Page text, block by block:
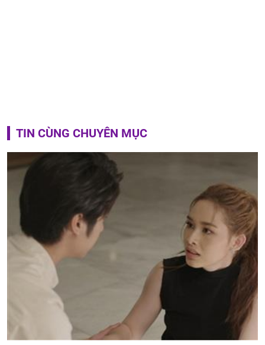
TIN CÙNG CHUYÊN MỤC